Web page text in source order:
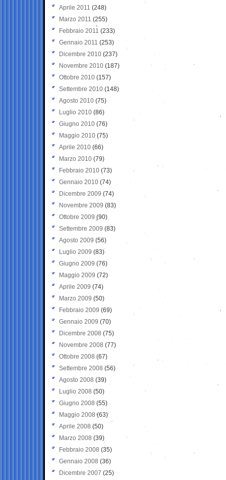
Aprile 2011 (248)
Marzo 2011 (255)
Febbraio 2011 (233)
Gennaio 2011 (253)
Dicembre 2010 (237)
Novembre 2010 (187)
Ottobre 2010 (157)
Settembre 2010 (148)
Agosto 2010 (75)
Luglio 2010 (86)
Giugno 2010 (76)
Maggio 2010 (75)
Aprile 2010 (66)
Marzo 2010 (79)
Febbraio 2010 (73)
Gennaio 2010 (74)
Dicembre 2009 (74)
Novembre 2009 (83)
Ottobre 2009 (90)
Settembre 2009 (83)
Agosto 2009 (56)
Luglio 2009 (83)
Giugno 2009 (76)
Maggio 2009 (72)
Aprile 2009 (74)
Marzo 2009 (50)
Febbraio 2009 (69)
Gennaio 2009 (70)
Dicembre 2008 (75)
Novembre 2008 (77)
Ottobre 2008 (67)
Settembre 2008 (56)
Agosto 2008 (39)
Luglio 2008 (50)
Giugno 2008 (55)
Maggio 2008(63)
Aprile 2008 (50)
Marzo 2008 (39)
Febbraio 2008 (35)
Gennaio 2008 (36)
Dicembre 2007 (25)